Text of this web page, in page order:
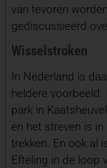
van tevoren
gediscussieerd
Wisselstroken
In Nederland is
heldere voorbeeld.
park in
en het streven is
trekken. En ook al
Efteling in de loop